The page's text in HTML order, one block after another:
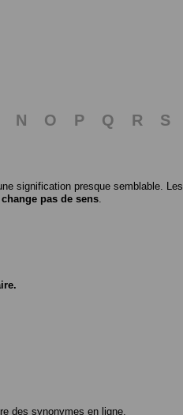
N O P Q R S
signification presque semblable. Les
change pas de sens
des synonymes en ligne.